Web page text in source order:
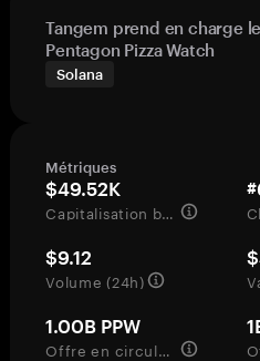
Tangem prend en charge
Pentagon Pizza Watch
Solana
Métriques
$49.52K
Capitalisation boursière
$9.12
Volume (24h)
1.00B PPW
Offre en circulation